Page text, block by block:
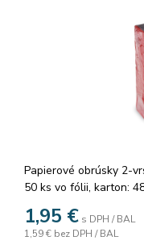
Papierové obrúsky 2-
50 ks vo fólii, karton:
1,95 € s DPH / BAL
1,59 € bez DPH / BAL